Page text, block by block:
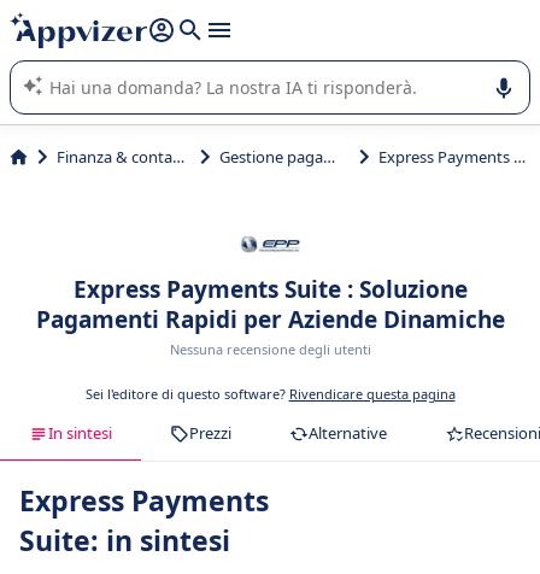
righe con
shift + enter
L'IA di Appvizer vi guida nell'utilizzo o nella scelta di un
software SaaS per la vostra azienda.
Finanza & contabilità Gestione pagamenti Express Payments Suite
Express Payments Suite : Soluzione
Pagamenti Rapidi per Aziende Dinamiche
Nessuna recensione degli utenti
Sei l'editore di questo software? Rivendicare questa pagina
In sintesi Prezzi Alternative Recensioni
Express Payments
Suite: in sintesi